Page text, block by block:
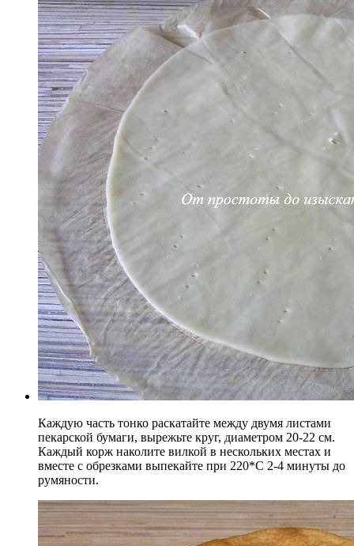
Каждую часть тонко раскатайте между двумя листами
пекарской бумаги, вырежьте круг, диаметром 20-22 см.
Каждый корж наколите вилкой в нескольких местах и
вместе с обрезками выпекайте при 220*С 2-4 минуты до
румяности.